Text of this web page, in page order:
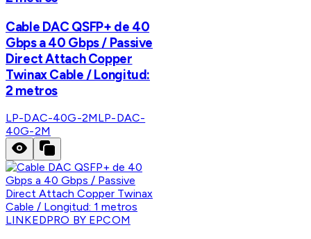
Cable DAC QSFP+ de 40
Gbps a 40 Gbps / Passive
Direct Attach Copper
Twinax Cable / Longitud:
2 metros
LP-DAC-40G-2MLP-DAC-
40G-2M
LINKEDPRO BY EPCOM